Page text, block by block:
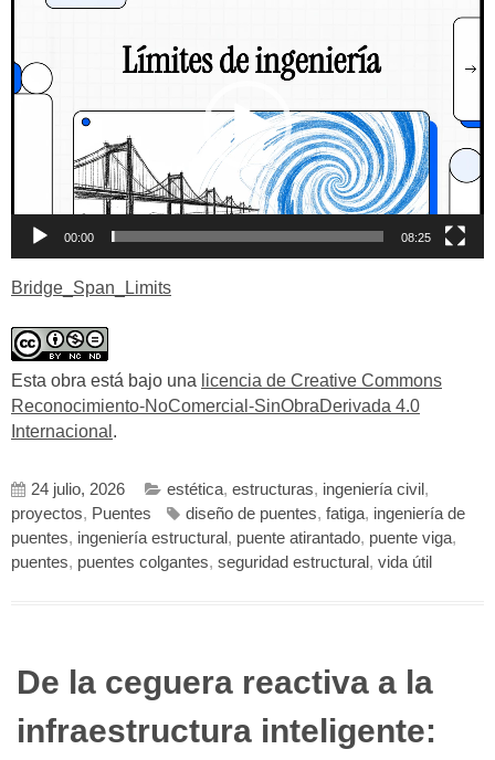
Reproductor
00:00 08:25
Bridge_Span_Limits
Esta obra está bajo una licencia de Creative Commons
Reconocimiento-NoComercial-SinObraDerivada 4.0
Internacional .
24 julio, 2026 estética, estructuras, ingeniería civil ,
proyectos, Puentes diseño de puentes, fatiga, ingeniería de
puentes, ingeniería estructural , puente atirantado, puente viga,
puentes, puentes colgantes, seguridad estructural , vida útil
De la ceguera reactiva a la
infraestructura inteligente: